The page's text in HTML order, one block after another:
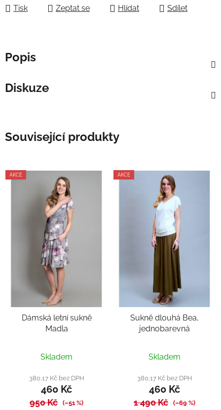
Tisk Zeptat se Hlídat Sdílet
Popis
Diskuze
Související produkty
AKCE
Dámská letní sukně
Madla
Skladem
380,17 Kč bez DPH
460 Kč
950 Kč (–51 %)
AKCE
Sukně dlouhá Bea,
jednobarevná
hodnocení
produktu
je
5,0
Skladem
380,17 Kč bez DPH
460 Kč
1 490 Kč (–69 %)